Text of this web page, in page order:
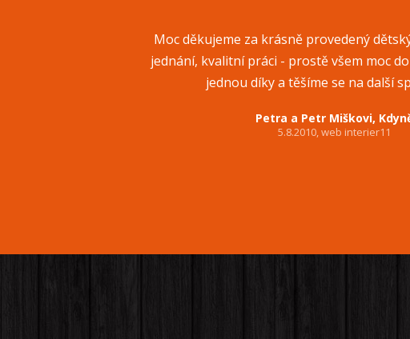
Moc děkujeme za krásně provedený
jednání, kvalitní práci - prostě všem moc
jednou díky a těšíme se na další
Petra a Petr Miškovi,
5.8.2010, web interier11